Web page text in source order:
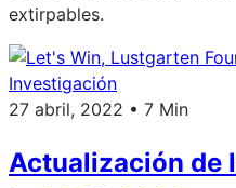
extirpables.
Investigación
27 abril, 2022 • 7 Min
Actualización de